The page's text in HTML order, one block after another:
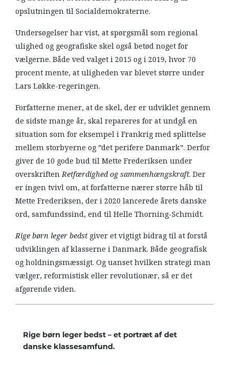
opslutningen til Socialdemokraterne.
Undersøgelser har vist, at spørgsmål som regional
ulighed og geografiske skel også betød noget for
vælgerne. Både ved valget i 2015 og i 2019, hvor 70
procent mente, at uligheden var blevet større under
Lars Løkke-regeringen.
Forfatterne mener, at de skel, der er udviklet gennem
de sidste mange år, skal repareres for at undgå en
situation som for eksempel i Frankrig med splittelse
mellem storbyerne og ”det perifere Danmark”. Derfor
giver de 10 gode bud til Mette Frederiksen under
overskriftenRetfærdighed og sammenhængskraft. Der
er ingen tvivl om, at forfatterne nærer større håb til
Mette Frederiksen, der i 2020 lancerede årets danske
ord, samfundssind, end til Helle Thorning-Schmidt.
Rige børn leger bedstgiver et vigtigt bidrag til at forstå
udviklingen af klasserne i Danmark. Både geografisk
og holdningsmæssigt. Og uanset hvilken strategi man
vælger, reformistisk eller revolutionær, så er det
afgørende viden.
Rige børn leger bedst – et portræt af det
danske klassesamfund.